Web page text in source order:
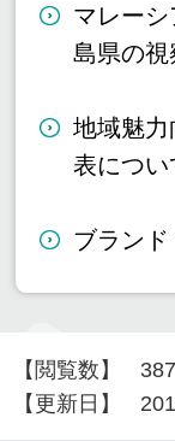
マレー
島県の
地域魅
表につい
ブラン
【閲覧数】
387
【更新日】